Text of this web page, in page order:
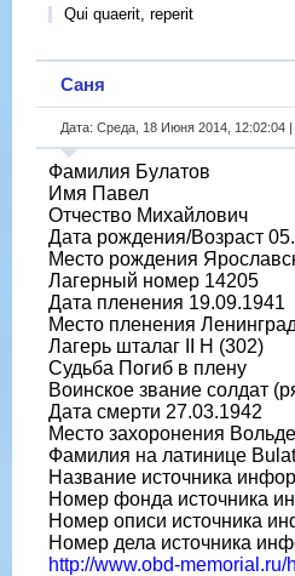
Qui quaerit, reperit
Саня
Дата: Среда, 18 Июня 2014, 12:02:04
Фамилия Булатов
Имя Павел
Отчество Михайлович
Дата рождения/Возраст
Место рождения
Лагерный номер 14205
Дата пленения 19.09.1941
Место пленения Ленинград
Лагерь шталаг II H (302)
Судьба Погиб в плену
Воинское звание солдат
Дата смерти 27.03.1942
Место захоронения
Фамилия на латинице
Название источника
Номер фонда источника
Номер описи источника
Номер дела источника
http://www.obd-